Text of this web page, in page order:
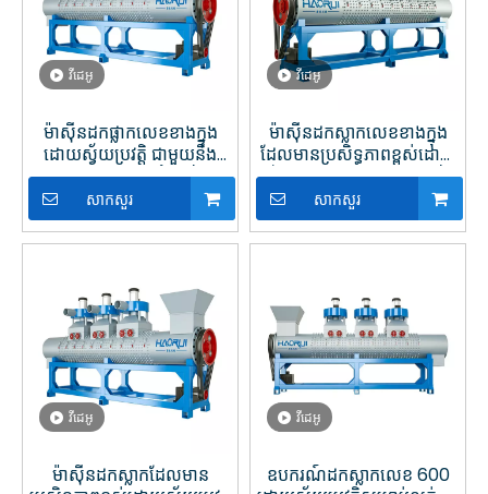
វីដេអូ
ម៉ាស៊ីនដកផ្លាកលេខខាងក្នុង
ដោយស្វ័យប្រវត្តិ ជាមួយនឹង
ការឈរសម្រាប់ដបទឹកកែច្នៃប្លា
ស្ទិក
សាកសួរ
វីដេអូ
ម៉ាស៊ីនដកស្លាកលេខខាងក្នុង
ដែលមានប្រសិទ្ធភាពខ្ពស់ដោយ
ស្វ័យប្រវត្តិនៅក្នុងរោងចក្រកែច្នៃ
ប្លាស្ទិក
សាកសួរ
វីដេអូ
ម៉ាស៊ីនដកស្លាកដែលមាន
វីដេអូ
ឧបករណ៍ដកស្លាកលេខ 600